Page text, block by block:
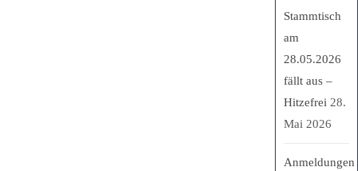
Stammtisch
am
28.05.2026
fällt aus –
Hitzefrei 28.
Mai 2026
Anmeldungen